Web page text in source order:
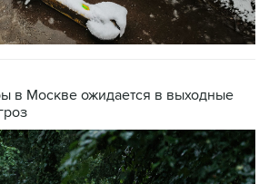
в Москве ожидается в выходные